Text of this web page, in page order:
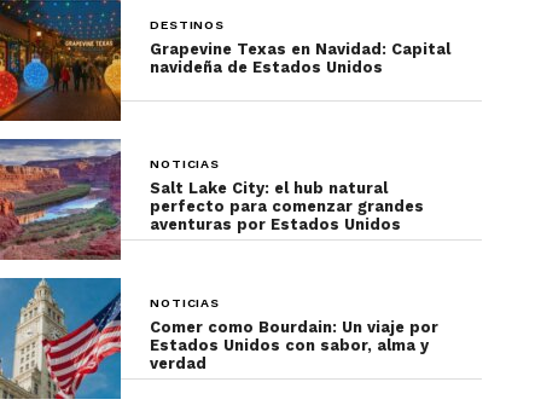
DESTINOS
Grapevine Texas en Navidad: Capital
navideña de Estados Unidos
NOTICIAS
Salt Lake City: el hub natural
perfecto para comenzar grandes
aventuras por Estados Unidos
NOTICIAS
Comer como Bourdain: Un viaje por
Estados Unidos con sabor, alma y
verdad